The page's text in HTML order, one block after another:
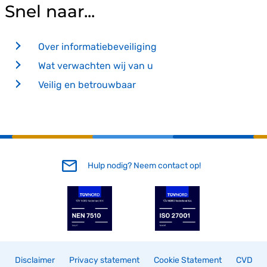
Snel naar...
Over informatiebeveiliging
Wat verwachten wij van u
Veilig en betrouwbaar
Hulp nodig? Neem contact op!
Disclaimer Privacy statement Cookie Statement CVD